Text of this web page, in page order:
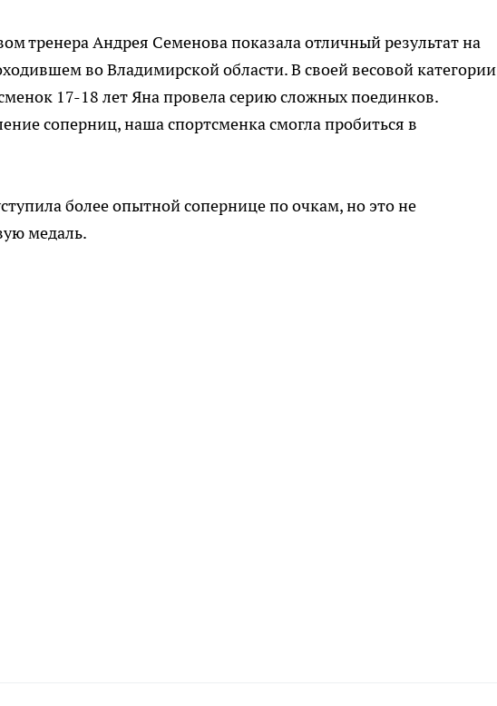
тренера Андрея Семенова показала отличный результат на
во Владимирской области. В своей весовой категории
17-18 лет Яна провела серию сложных поединков.
соперниц, наша спортсменка смогла пробиться в
более опытной сопернице по очкам, но это не
медаль.